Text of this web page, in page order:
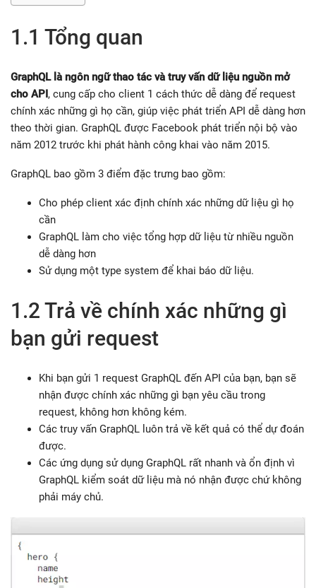
1.1 Tổng quan
GraphQL là ngôn ngữ thao tác và truy vấn dữ liệu nguồn mở
cho API, cung cấp cho client 1 cách thức dễ dàng để request
chính xác những gì họ cần, giúp việc phát triển API dễ dàng hơn
theo thời gian. GraphQL được Facebook phát triển nội bộ vào
năm 2012 trước khi phát hành công khai vào năm 2015.
GraphQL bao gồm 3 điểm đặc trưng bao gồm:
Cho phép client xác định chính xác những dữ liệu gì họ
cần
GraphQL làm cho việc tổng hợp dữ liệu từ nhiều nguồn
dễ dàng hơn
Sử dụng một type system để khai báo dữ liệu.
1.2 Trả về chính xác những gì
bạn gửi request
Khi bạn gửi 1 request GraphQL đến API của bạn, bạn sẽ
nhận được chính xác những gì bạn yêu cầu trong
request, không hơn không kém.
Các truy vấn GraphQL luôn trả về kết quả có thể dự đoán
được.
Các ứng dụng sử dụng GraphQL rất nhanh và ổn định vì
GraphQL kiểm soát dữ liệu mà nó nhận được chứ không
phải máy chủ.